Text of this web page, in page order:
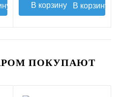
В корзину
ПОКУПАЮТ